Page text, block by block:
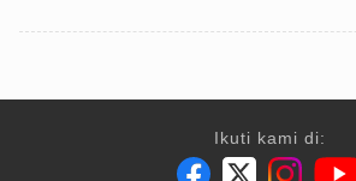
Ikuti kami di: